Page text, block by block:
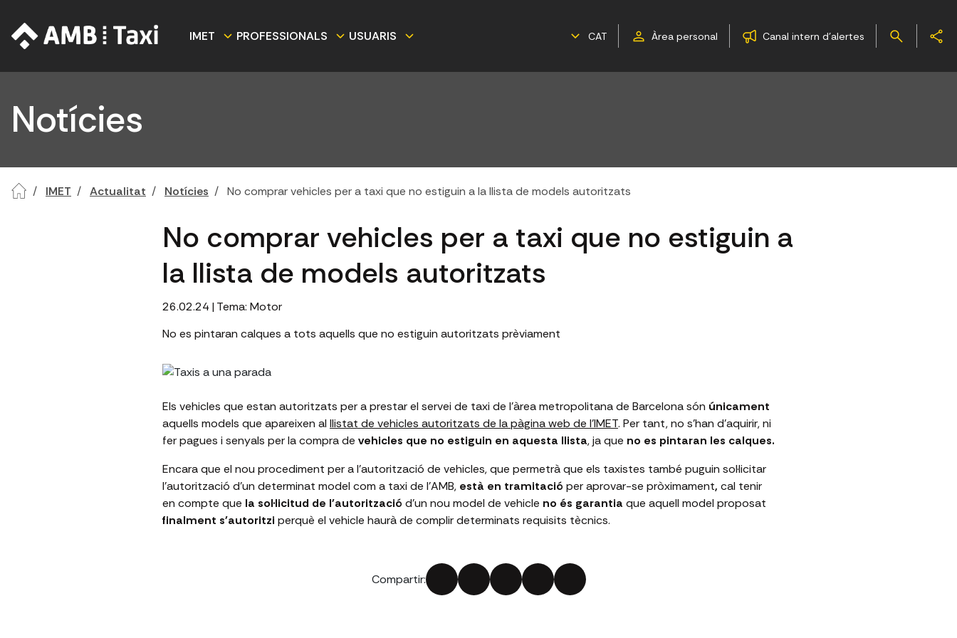
IMET PROFESSIONALS USUARIS CAT Àrea personal Canal intern d'alertes
Notícies
IMET Actualitat Notícies No comprar vehicles per a taxi que no estiguin a la llista de models autoritzats
No comprar vehicles per a taxi que no estiguin a
la llista de models autoritzats
26.02.24 | Tema: Motor
No es pintaran calques a tots aquells que no estiguin autoritzats prèviament
Els vehicles que estan autoritzats per a prestar el servei de taxi de l'àrea metropolitana de Barcelona són únicament
aquells models que apareixen al llistat de vehicles autoritzats de la pàgina web de l'IMET. Per tant,no s'han d'aquirir, ni
fer pagues i senyals per la compra de vehicles que no estiguin en aquesta llista, ja que no es pintaran les calques.
Encara que el nou procediment per a l'autorització de vehicles, que permetrà que els taxistes també puguin sol·licitar
l'autorització d'un determinat model com a taxi de l'AMB, està en tramitació per aprovar-se pròximament, cal tenir
en compte que la sol·licitud de l'autorització d'un nou model de vehicle no és garantia que aquell model proposat
finalment s'autoritzi perquè el vehicle haurà de complir determinats requisits tècnics.
Compartir: